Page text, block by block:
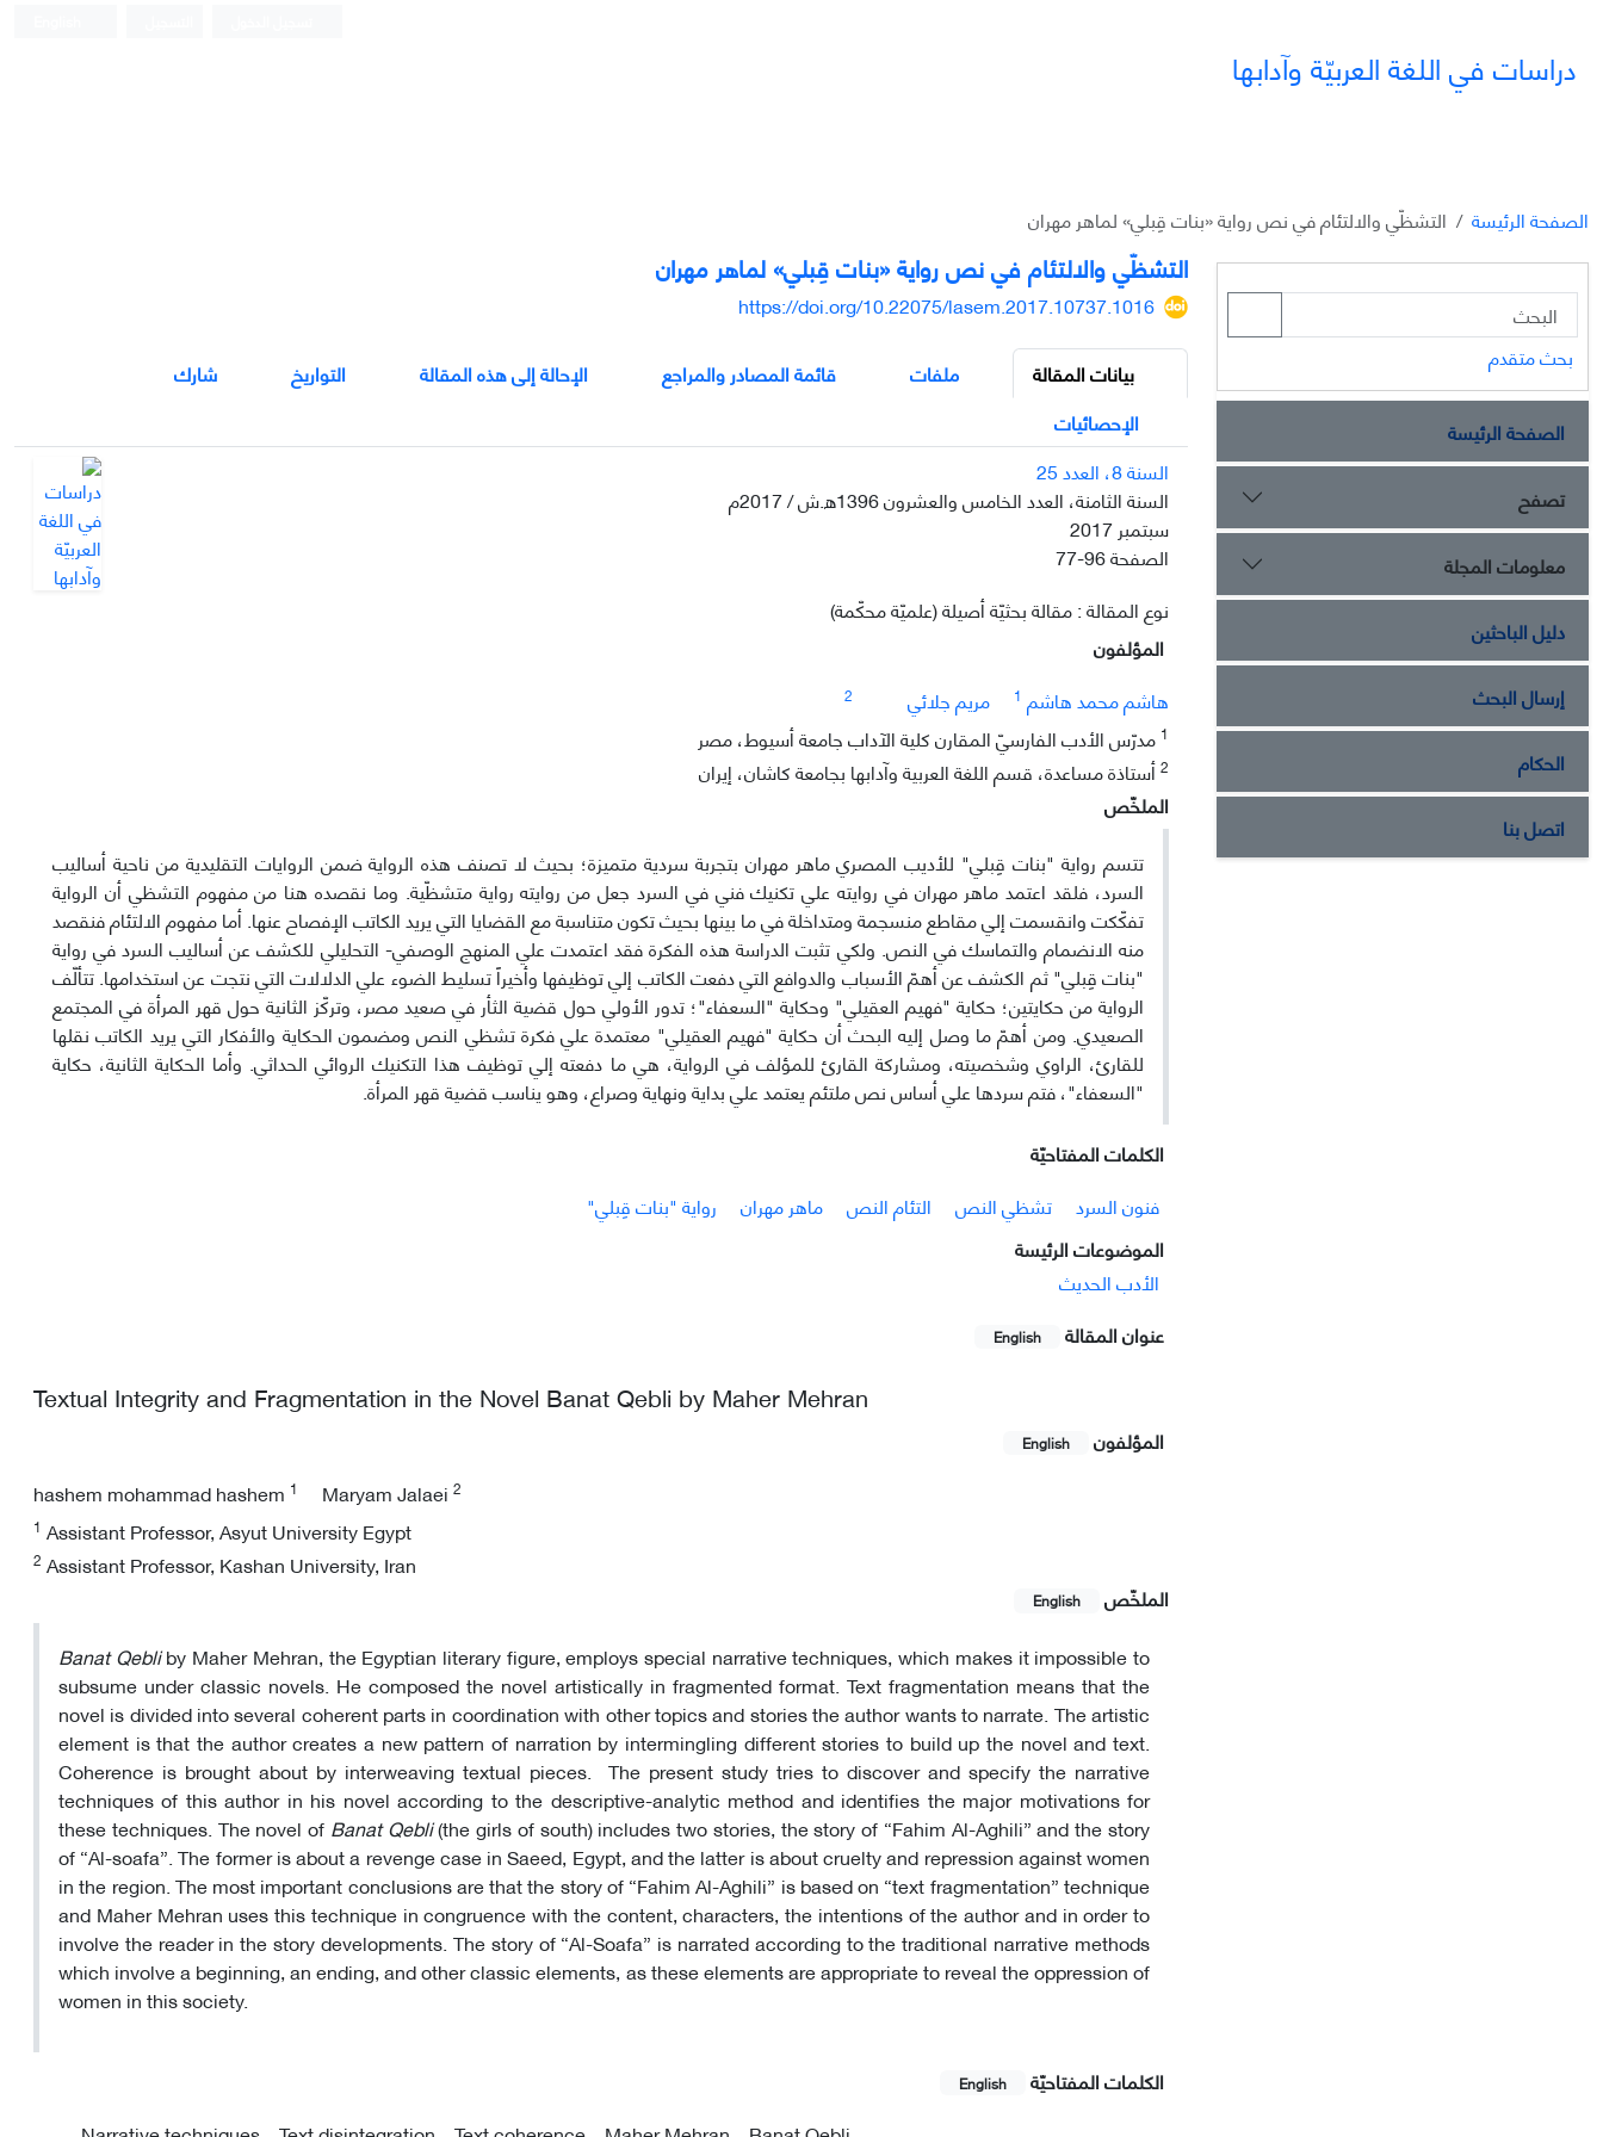
دراسات في اللغة العربيّة وآدابها
الصفحة الرئيسة التشظّي والالتئام في نص رواية «بنات قِبلي» لماهر مهران
التشظّي والالتئام في نص رواية «بنات قِبلي» لماهر مهران
https://doi.org/10.22075/lasem.2017.10737.1016
بيانات المقالة
ملفات قائمة المصادر والمراجع الإحالة إلى هذه المقالة التواريخ
شارك
الإحصائيات
السنة 8، العدد 25
السنة الثامنة، العدد الخامس والعشرون 1396ه.ش / 2017م
سبتمبر 2017
الصفحة77-96
نوع المقالة : مقالة بحثيّة أصيلة (علميّة محكّمة)
المؤلفون
هاشم محمد هاشم 1 مريم جلائي
2
1 مدرّس الأدب الفارسيّ المقارن كلية الآداب جامعة أسيوط، مصر
2أستاذة مساعدة، قسم اللغة العربية وآدابها بجامعة كاشان، إيران
الملخّص
تتسم رواية "بنات قِبلي" للأديب المصري ماهر مهران بتجربة سردية متميزة؛ بحيث لا تصنف هذه الرواية ضمن الروايات التقليدية من ناحية أساليب
السرد، فلقد اعتمد ماهر مهران في روايته علي تكنيك فني في السرد جعل من روايته رواية متشظّية. وما نقصده هنا من مفهوم التشظي أن الرواية
تفكّكت وانقسمت إلي مقاطع منسجمة ومتداخلة في ما بينها بحيث تكون متناسبة مع القضايا التي يريد الكاتب الإفصاح عنها. أما مفهوم الالتئام فنقصد
منه الانضمام والتماسك في النص. ولكي تثبت الدراسة هذه الفكرة فقد اعتمدت علي المنهج الوصفي- التحليلي للكشف عن أساليب السرد في رواية
"بنات قِبلي" ثم الكشف عن أهمّ الأسباب والدوافع التي دفعت الكاتب إلي توظيفها وأخيراً تسليط الضوء علي الدلالات التي نتجت عن استخدامها. تتألّف
الرواية من حكايتين؛ حكاية "فهيم العقيلي" وحكاية "السعفاء"؛ تدور الأولي حول قضية الثأر في صعيد مصر، وتركّز الثانية حول قهر المرأة في المجتمع
الصعيدي. ومن أهمّ ما وصل إليه البحث أن حكاية "فهيم العقيلي" معتمدة علي فكرة تشظي النص ومضمون الحكاية والأفكار التي يريد الكاتب نقلها
للقارئ، الراوي وشخصيته، ومشاركة القارئ للمؤلف في الرواية، هي ما دفعته إلي توظيف هذا التكنيك الروائي الحداثي. وأما الحكاية الثانية، حكاية
"السعفاء"، فتم سردها علي أساس نص ملتئم يعتمد علي بداية ونهاية وصراع، وهو يناسب قضية قهر المرأة.
الکلمات المفتاحيّة
فنون السرد
تشظي النص التئام النص ماهر مهران
رواية "بنات قِبلي"
الموضوعات الرئيسة
الأدب الحدیث
عنوان المقالة
English
Textual Integrity and Fragmentation in the Novel Banat Qebli by Maher Mehran
المؤلفون English
hashem mohammad hashem 1 Maryam Jalaei 2
1 Assistant Professor, Asyut University Egypt
2 Assistant Professor, Kashan University, Iran
الملخّص
English
Banat Qebliby Maher Mehran, the Egyptian literary figure, employs special narrative techniques, which makes it impossible to
subsume under classic novels. He composed the novel artistically in fragmented format. Text fragmentation means that the
novel is divided into several coherent parts in coordination with other topics and stories the author wants to narrate. The artistic
element is that the author creates a new pattern of narration by intermingling different stories to build up the novel and text.
Coherence is brought about by interweaving textual pieces. The present study tries to discover and specify the narrative
techniques of this author in his novel according to the descriptive-analytic method and identifies the major motivations for
these techniques. The novel of Banat Qebli(the girls of south) includes two stories, the story of “Fahim Al-Aghili” and the story
of “Al-soafa”. The former is about a revenge case in Saeed, Egypt, and the latter is about cruelty and repression against women
in the region. The most important conclusions are that the story of “Fahim Al-Aghili” is based on “text fragmentation” technique
and Maher Mehran uses this technique in congruence with the content, characters, the intentions of the author and in order to
involve the reader in the story developments. The story of “Al-Soafa” is narrated according to the traditional narrative methods
which involve a beginning, an ending, and other classic elements, as these elements are appropriate to reveal the oppression of
women in this society.
الکلمات المفتاحيّة English
بحث متقدم
الصفحة الرئيسة
تصفح
معلومات المجلة
دليل الباحثين
إرسال البحث
الحكام
اتصل بنا